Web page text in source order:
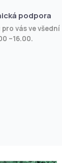
podpora
vás ve všední
–16.00.